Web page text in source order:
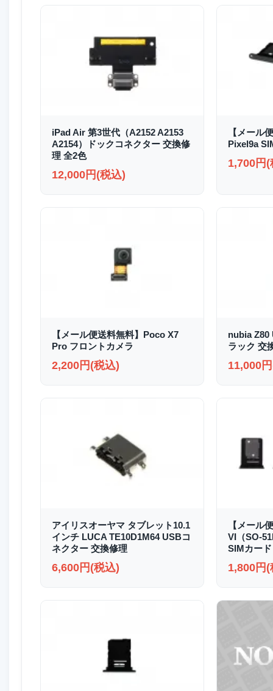
iPad Air 第3世代（A2152 A2153
A2154）ドックコネクター 交換修
理 全2色
12,000円(税込)
【メール
Pixel9a
1,700円(
【メール便送料無料】Poco X7
Pro フロントカメラ
2,200円(税込)
nubia Z80
ラック 交
11,000
アイリスオーヤマ タブレット10.1
インチ LUCA TE10D1M64 USBコ
ネクター 交換修理
6,600円(税込)
【メール
VI（SO-
SIMカー
1,800円(